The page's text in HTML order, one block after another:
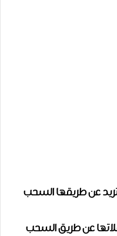
عن طريقها السحب
عن طريق السحب